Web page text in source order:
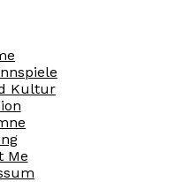
Kultur
Me